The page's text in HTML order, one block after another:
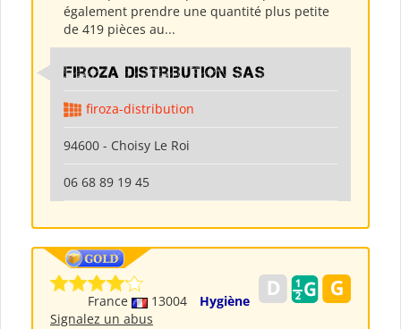
également prendre une quantité plus petite
de 419 pièces au...
Firoza Distribution SAS
firoza-distribution
94600 - Choisy Le Roi
06 68 89 19 45
France 13004
Hygiène
Signalez un abus